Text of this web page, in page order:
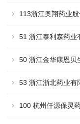
套
113浙江奥翔药业
51 浙江泰利森药业
型空气喷射筛采购
50 浙江金华康恩贝
空气喷射筛
53 浙江浙北药业有
气喷射筛采购协议
100 杭州仟源保灵